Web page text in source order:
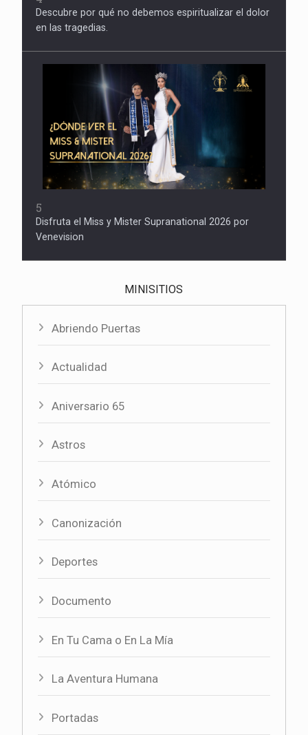
Descubre por qué no debemos espiritualizar el dolor
en las tragedias.
5
Disfruta el Miss y Mister Supranational 2026 por
Venevision
MINISITIOS
Abriendo Puertas
Actualidad
Aniversario 65
Astros
Atómico
Canonización
Deportes
Documento
En Tu Cama o En La Mía
La Aventura Humana
Portadas